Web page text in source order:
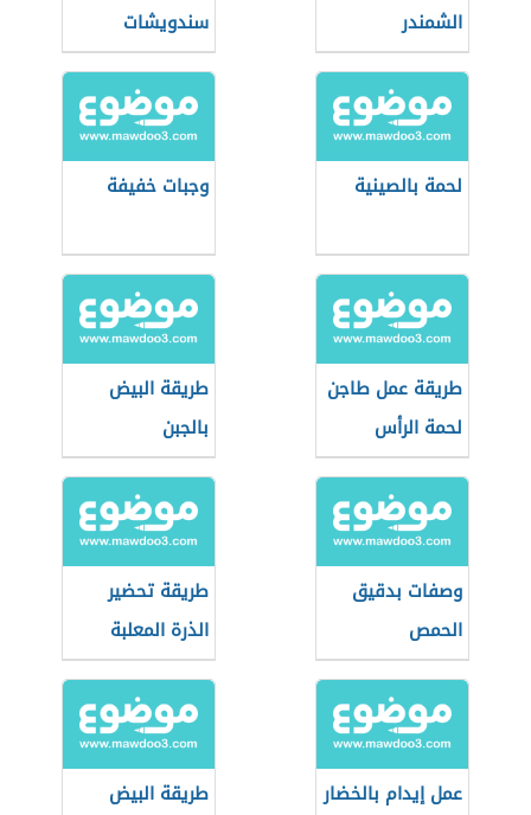
الشمندر
سندويشات
سريعة للمدرسة
لحمة بالصينية وجبات خفيفة
طريقة عمل طاجن
لحمة الرأس
طريقة البيض
بالجبن
وصفات بدقيق
الحمص
طريقة تحضير
الذرة المعلبة
عمل إيدام بالخضار
طريقة البيض